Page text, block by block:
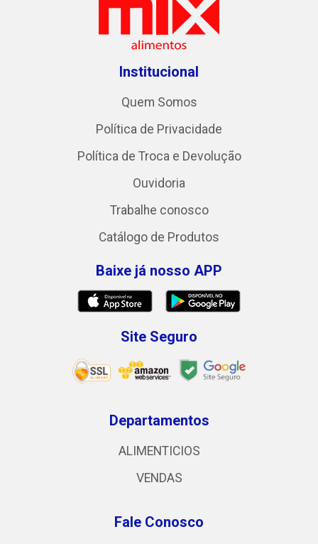
Institucional
Quem Somos
Política de Privacidade
Política de Troca e Devolução
Ouvidoria
Trabalhe conosco
Catálogo de Produtos
Baixe já nosso APP
Site Seguro
Departamentos
ALIMENTICIOS
VENDAS
Fale Conosco